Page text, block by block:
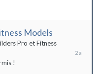
Models
Pro et Fitness
!
2021